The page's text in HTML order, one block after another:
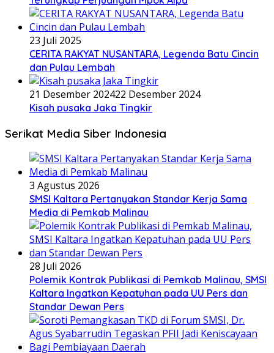
23 Juli 2025
CERITA RAKYAT NUSANTARA, Legenda Batu Cincin
dan Pulau Lembah
21 Desember 202422 Desember 2024
Kisah pusaka Jaka Tingkir
Serikat Media Siber Indonesia
3 Agustus 2026
SMSI Kaltara Pertanyakan Standar Kerja Sama
Media di Pemkab Malinau
28 Juli 2026
Polemik Kontrak Publikasi di Pemkab Malinau, SMSI
Kaltara Ingatkan Kepatuhan pada UU Pers dan
Standar Dewan Pers